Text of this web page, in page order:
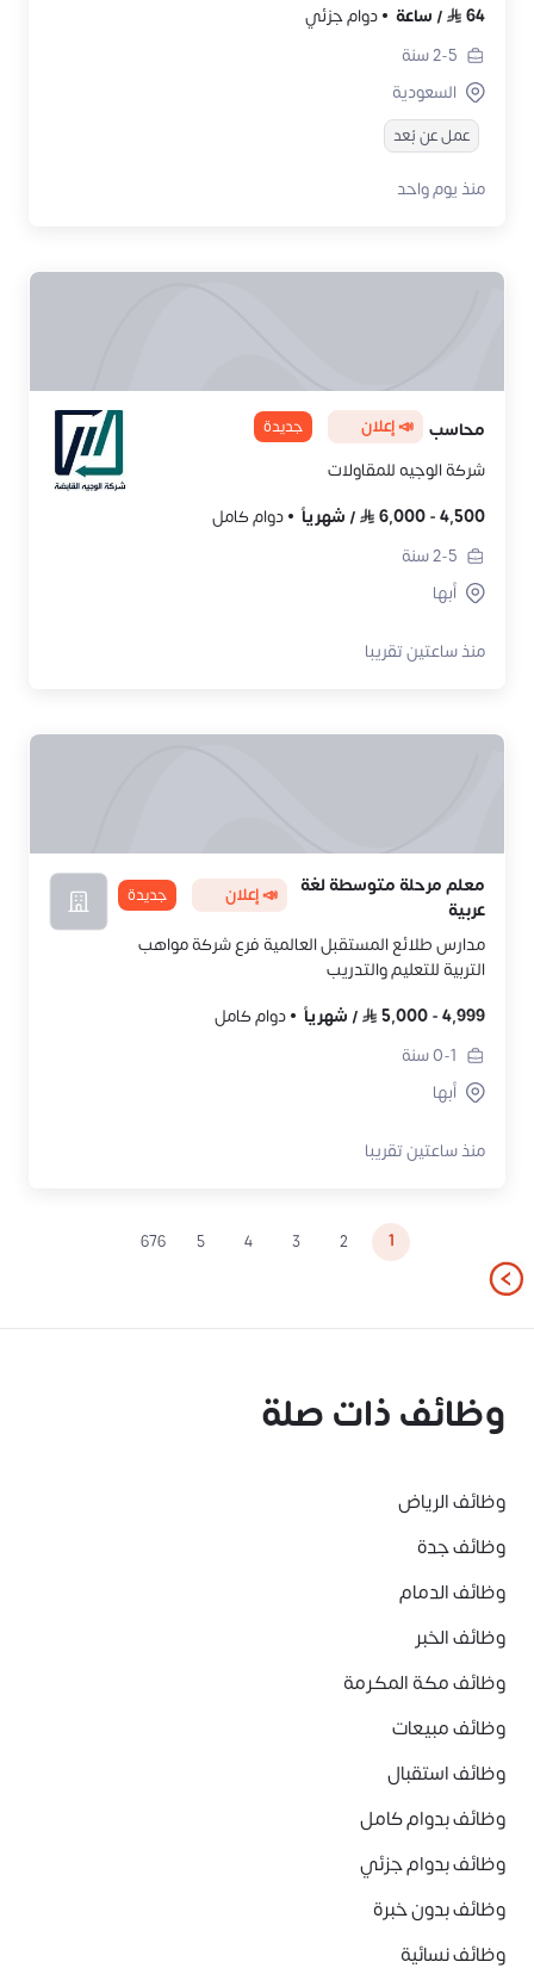
64
/ ساعة
دوام جزئي
2-5سنة
السعودية
عمل عن بُعد
منذ يوم واحد
محاسب 📣 إعلان جديدة
شركة الوجيه للمقاولات
4,500
-
6,000
/ شهرياً
دوام كامل
2-5سنة
أبها
منذ ساعتين تقريبا
معلم مرحلة متوسطة لغة
عربية
📣 إعلان جديدة
مدارس طلائع المستقبل العالمية فرع شركة مواهب
التربية للتعليم والتدريب
4,999
-
5,000
/ شهرياً
دوام كامل
0-1سنة
أبها
منذ ساعتين تقريبا
1
2
3
4
5
676
وظائف ذات صلة
وظائف الرياض
وظائف جدة
وظائف الدمام
وظائف الخبر
وظائف مكة المكرمة
وظائف مبيعات
وظائف استقبال
وظائف بدوام كامل
وظائف بدوام جزئي
وظائف بدون خبرة
وظائف نسائية